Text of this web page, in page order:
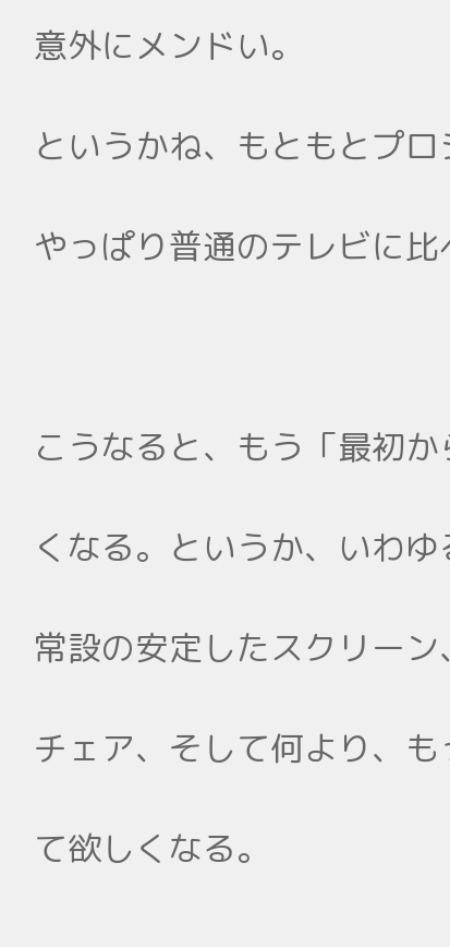
意外にメンドい。
というかね、もともとプ
やっぱり普通のテレビに比
こうなると、もう「最初
くなる。というか、いわ
常設の安定したスクリー
チェア、そして何より、
て欲しくなる。